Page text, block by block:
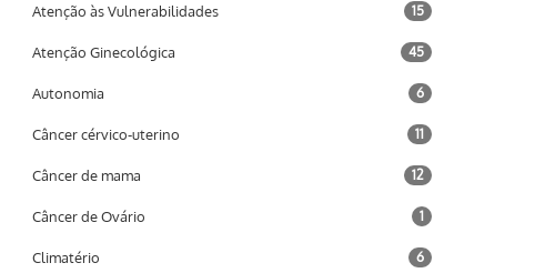
Atenção às Vulnerabilidades 15
Atenção Ginecológica 45
Autonomia 6
Câncer cérvico-uterino 11
Câncer de mama 12
Câncer de Ovário 1
Climatério 6